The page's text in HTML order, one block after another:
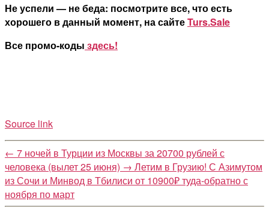
Не успели — не беда: посмотрите все, что есть
хорошего в данный момент, на сайтеTurs.Sale
Все промо-коды здесь!
Source link
← 7 ночей в Турции из Москвы за 20700 рублей с
человека (вылет 25 июня) → Летим в Грузию! С Азимутом
из Сочи и Минвод в Тбилиси от 10900₽ туда-обратно с
ноября по март